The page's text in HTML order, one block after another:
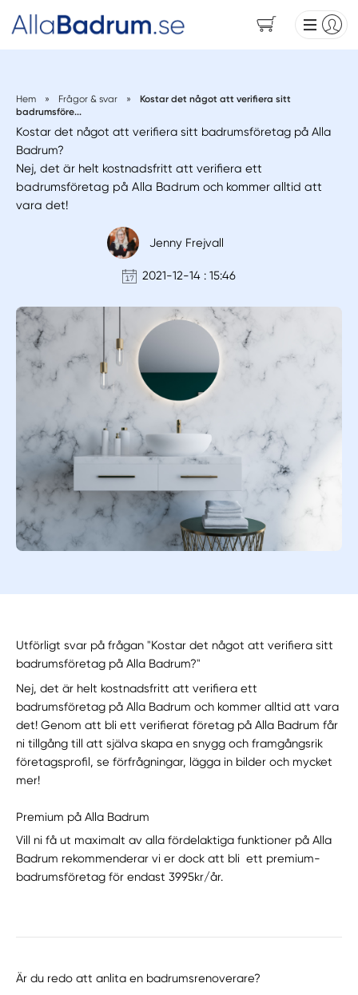
Hem » Frågor & svar »
Kostar det något att verifiera sitt
badrumsföre...
Kostar det något att verifiera sitt badrumsföretag på Alla
Badrum?
Nej, det är helt kostnadsfritt att verifiera ett
badrumsföretag på Alla Badrum och kommer alltid att
vara det!
Jenny Frejvall
2021-12-14 : 15:46
Utförligt svar på frågan "Kostar det något att verifiera sitt
badrumsföretag på Alla Badrum?"
Nej, det är helt kostnadsfritt att verifiera ett
badrumsföretag på Alla Badrum och kommer alltid att vara
det! Genom att bli ett verifierat företag på Alla Badrum får
ni tillgång till att själva skapa en snygg och framgångsrik
företagsprofil, se förfrågningar, lägga in bilder och mycket
mer!
Premium på Alla Badrum
Vill ni få ut maximalt av alla fördelaktiga funktioner på Alla
Badrum rekommenderar vi er dock att bli ett premium-
badrumsföretag för endast 3995kr/år.
Är du redo att anlita en badrumsrenoverare?